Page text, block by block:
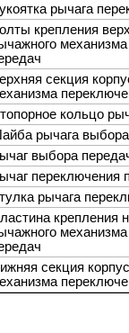
рычага
крепления
секция
кольцо
рычага
выбора
переключения
рычага
крепления
секция